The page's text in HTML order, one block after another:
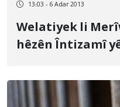
13:03 - 6 Adar 2013
Welatiyek li
hêzên Întizamî